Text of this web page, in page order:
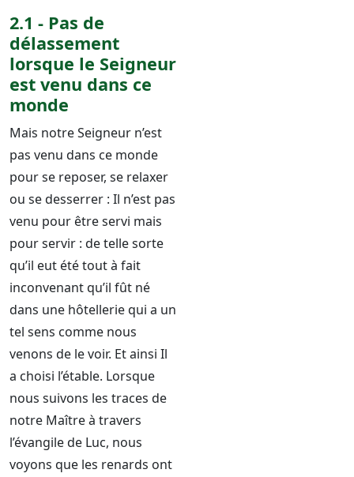
2.1 - Pas de
délassement
lorsque le Seigneur
est venu dans ce
monde
Mais notre Seigneur n’est
pas venu dans ce monde
pour se reposer, se relaxer
ou se desserrer : Il n’est pas
venu pour être servi mais
pour servir : de telle sorte
qu’il eut été tout à fait
inconvenant qu’il fût né
dans une hôtellerie qui a un
tel sens comme nous
venons de le voir. Et ainsi Il
a choisi l’étable. Lorsque
nous suivons les traces de
notre Maître à travers
l’évangile de Luc, nous
voyons que les renards ont